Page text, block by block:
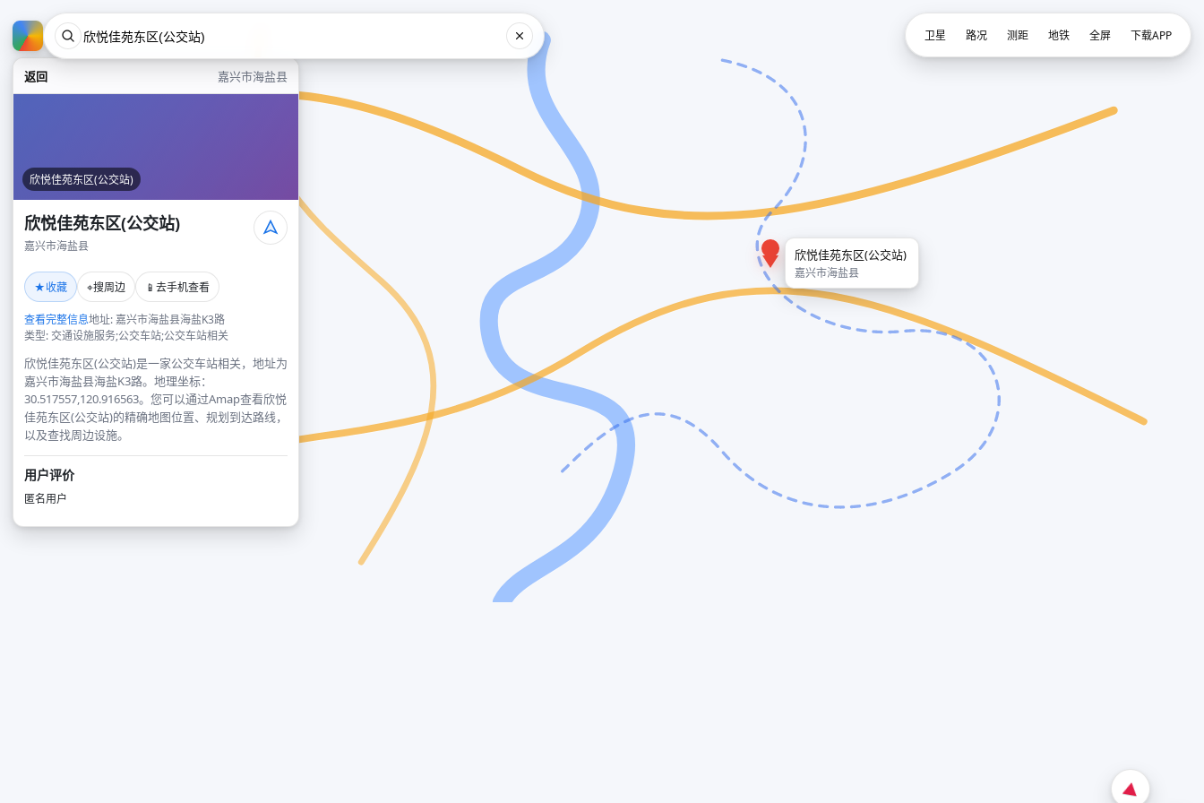
返回 嘉兴市海盐县
欣悦佳苑东区(公交站)
欣悦佳苑东区(公交站)
嘉兴市海盐县
★收藏 ⌖搜周边 📱 去手机查看
查看完整信息地址: 嘉兴市海盐县海盐K3路
类型: 交通设施服务;公交车站;公交车站相关
欣悦佳苑东区(公交站)是一家公交车站相关，地址为
嘉兴市海盐县海盐K3路。地理坐标：
30.517557,120.916563。您可以通过Amap查看欣悦
佳苑东区(公交站)的精确地图位置、规划到达路线，
以及查找周边设施。
用户评价
匿名用户
欣悦佳苑东区(公交站)
嘉兴市海盐县
卫星 路况 测距 地铁 全屏 下载APP